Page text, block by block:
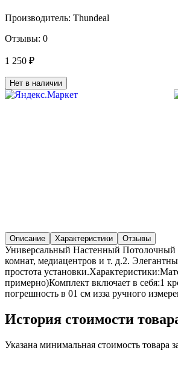
Производитель: Thundeal
Отзывы: 0
1 250 ₽
Нет в наличии
Описание Характеристики Отзывы
Универсальный Настенный Потолочный
комнат, медиацентров и т. д.2.
простота
примерно)Комплект включает в себя:1
погрешность в 01 см изза ручного
История стоимости
Указана минимальная стоимость